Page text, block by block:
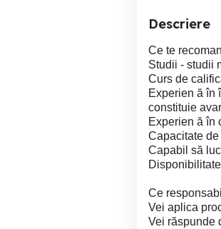
Descriere
Ce te
Studii - studii
Curs de
Experien ă în
constituie
Experien ă în
Capacitate
Capabil să
Ce
Vei aplica
Vei răspunde